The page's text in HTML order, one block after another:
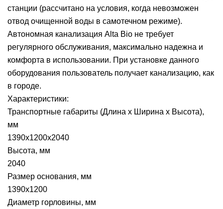
станции (рассчитано на условия, когда невозможен
отвод очищенной воды в самотечном режиме).
Автономная канализация Alta Bio не требует
регулярного обслуживания, максимально надежна и
комфорта в использовании. При установке данного
оборудования пользователь получает канализацию, как
в городе.
Характеристики:
Транспортные габариты (Длина х Ширина х Высота),
мм
1390х1200х2040
Высота, мм
2040
Размер основания, мм
1390х1200
Диаметр горловины, мм